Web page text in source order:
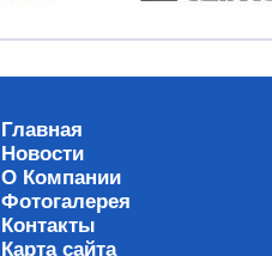
Главная
Новости
О Компании
Фотогалерея
Контакты
Карта сайта